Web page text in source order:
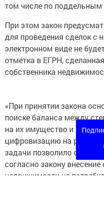
том числе по поддельным
При этом закон
для проведения сделок с
электронном виде не
отметка в ЕГРН,
собственника
«При принятии закона
поиске баланса между
на их имущество и
цифровизацию на рынке
задачи позволило
согласно закону внесение
недвижимости не